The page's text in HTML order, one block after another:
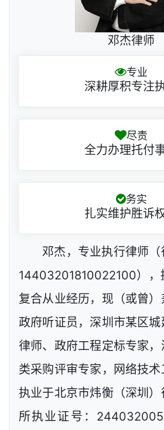
邓杰律师
专业
深耕厚积专注
尽责
全力办理托付
务实
扎实维护胜诉
邓杰，专业执行律师（
14403201810022100），
复合从业经历，现（或曾
政府听证员，深圳市某区
律师、政府工程定标专家
类采购评审专家，网络技
执业于北京市炜衡（深圳
所执业证号：